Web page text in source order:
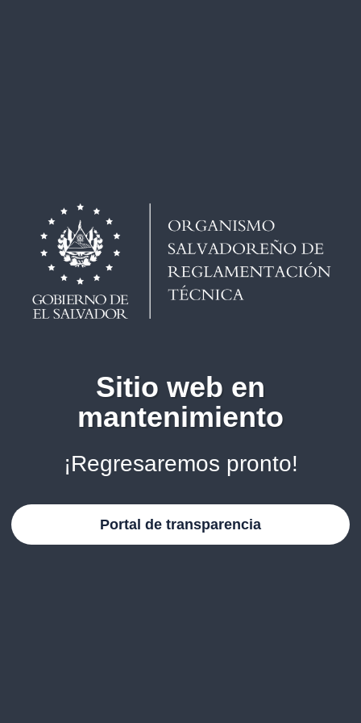
Sitio web en
mantenimiento
¡Regresaremos pronto!
Portal de transparencia